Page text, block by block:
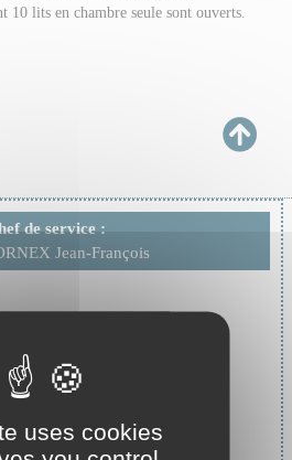
de service :
Jean-François
10 lits en chambre seule sont ouverts.
uses cookies